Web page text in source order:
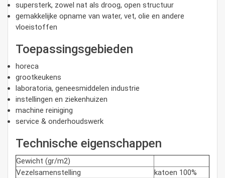
supersterk, zowel nat als droog, open structuur
gemakkelijke opname van water, vet, olie en andere
vloeistoffen
Toepassingsgebieden
horeca
grootkeukens
laboratoria, geneesmiddelen industrie
instellingen en ziekenhuizen
machine reiniging
service & onderhoudswerk
Technische eigenschappen
Gewicht (gr/m2)
Vezelsamenstelling
katoen 100%